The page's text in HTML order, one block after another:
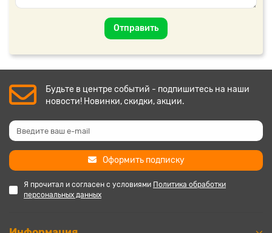
Отправить
Будьте в центре событий - подпишитесь на наши
новости! Новинки, скидки, акции.
Оформить подписку
Я прочитал и согласен с условиями Политика обработки
персональных данных